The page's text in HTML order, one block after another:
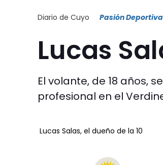
Diario de Cuyo Pasión Deportiva
Lucas
El volante, de 18 años,
profesional en el
Lucas Salas, el dueño de la 10